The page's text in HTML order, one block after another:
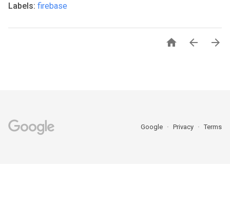
Labels: firebase
  
Google Privacy Terms